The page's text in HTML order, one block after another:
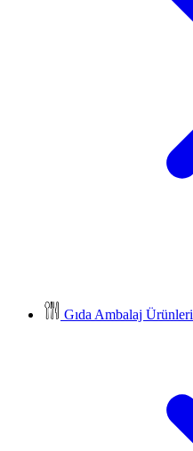
Gıda Ambalaj Ürünleri